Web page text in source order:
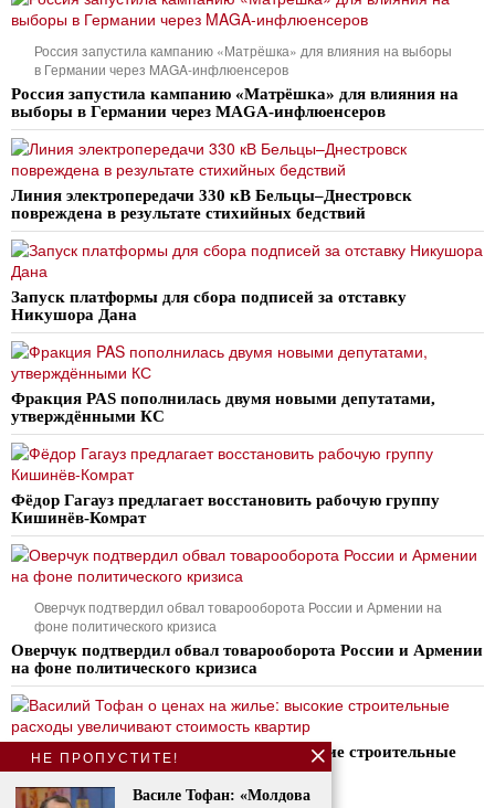
Россия запустила кампанию «Матрёшка» для влияния на выборы
в Германии через MAGA-инфлюенсеров
Россия запустила кампанию «Матрёшка» для влияния на
выборы в Германии через MAGA-инфлюенсеров
Линия электропередачи 330 кВ Бельцы–Днестровск
повреждена в результате стихийных бедствий
Запуск платформы для сбора подписей за отставку
Никушора Дана
Фракция PAS пополнилась двумя новыми депутатами,
утверждёнными КС
Фёдор Гагауз предлагает восстановить рабочую группу
Кишинёв-Комрат
Оверчук подтвердил обвал товарооборота России и Армении на
фоне политического кризиса
Оверчук подтвердил обвал товарооборота России и Армении
на фоне политического кризиса
Василий Тофан о ценах на жилье: высокие строительные
расходы увеличивают стоимость квартир
НЕ ПРОПУСТИТЕ!
Василе Тофан: «Молдова